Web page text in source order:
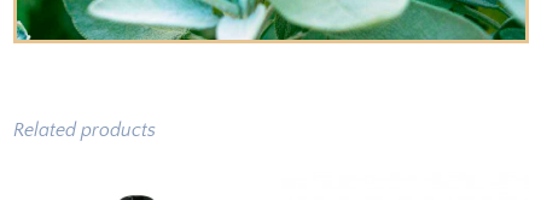
Related products